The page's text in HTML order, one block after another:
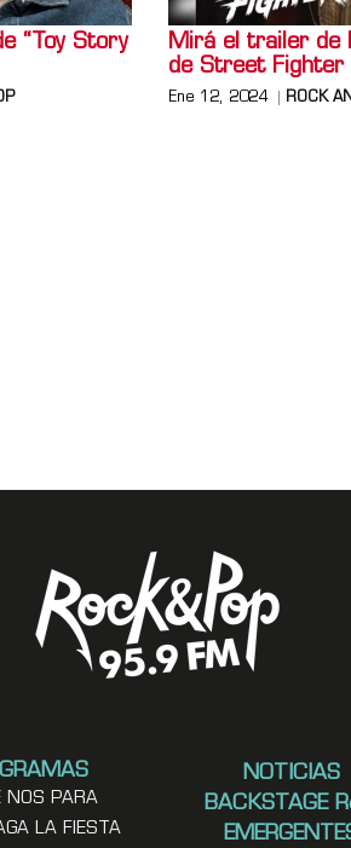
“Toy Story
Mirá el trailer de
de Street Fighter
Ene 12, 2024 ROCK
NOS PARA
LA FIESTA
NOTICIAS
BACKSTAGE